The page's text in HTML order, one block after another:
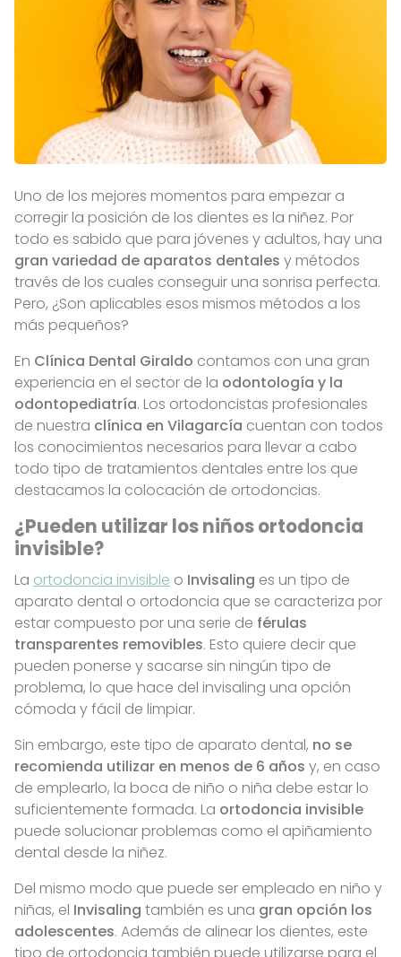
Uno de los mejores momentos para empezar a
corregir la posición de los dientes es la niñez. Por
todo es sabido que para jóvenes y adultos, hay una
gran variedad de aparatos dentales y métodos
través de los cuales conseguir una sonrisa perfecta.
Pero, ¿Son aplicables esos mismos métodos a los
más pequeños?
En Clínica Dental Giraldo contamos con una gran
experiencia en el sector de la odontología y la
odontopediatría. Los ortodoncistas profesionales
de nuestra clínica en Vilagarcía cuentan con todos
los conocimientos necesarios para llevar a cabo
todo tipo de tratamientos dentales entre los que
destacamos la colocación de ortodoncias.
¿Pueden utilizar los niños ortodoncia
invisible?
La ortodoncia invisible o Invisaling es un tipo de
aparato dental o ortodoncia que se caracteriza por
estar compuesto por una serie de férulas
transparentes removibles. Esto quiere decir que
pueden ponerse y sacarse sin ningún tipo de
problema, lo que hace del invisaling una opción
cómoda y fácil de limpiar.
Sin embargo, este tipo de aparato dental, no se
recomienda utilizar en menos de 6 años y, en caso
de emplearlo, la boca de niño o niña debe estar lo
suficientemente formada. La ortodoncia invisible
puede solucionar problemas como el apiñamiento
dental desde la niñez.
Del mismo modo que puede ser empleado en niño y
niñas, el Invisaling también es una gran opción los
adolescentes. Además de alinear los dientes, este
tipo de ortodoncia también puede utilizarse para el